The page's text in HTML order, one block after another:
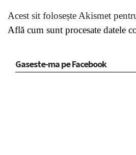
Acest sit folosește Akismet
Află cum sunt procesate datele
Gaseste-ma pe Facebook